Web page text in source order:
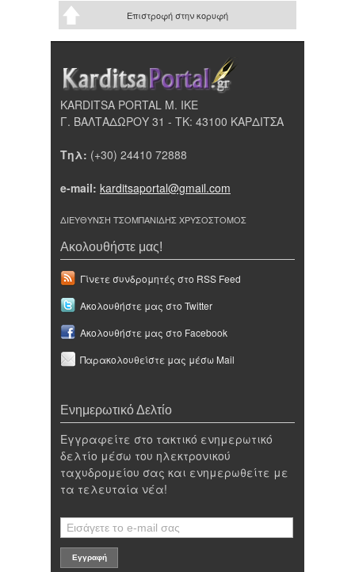
Επιστροφή στην κορυφή
KARDITSA PORTAL Μ. ΙΚΕ
Γ. ΒΑΛΤΑΔΩΡΟΥ 31 - ΤΚ: 43100 ΚΑΡΔΙΤΣΑ
Τηλ: (+30) 24410 72888
e-mail: karditsaportal@gmail.com
ΔΙΕΥΘΥΝΣΗ ΤΣΟΜΠΑΝΙΔΗΣ ΧΡΥΣΟΣΤΟΜΟΣ
Ακολουθήστε μας!
Γίνετε συνδρομητές στο RSS Feed
Ακολουθήστε μας στο Twitter
Ακολουθήστε μας στο Facebook
Παρακολουθείστε μας μέσω Mail
Ενημερωτικό Δελτίο
Εγγραφείτε στο τακτικό ενημερωτικό
δελτίο μέσω του ηλεκτρονικού
ταχυδρομείου σας και ενημερωθείτε με
τα τελευταία νέα!